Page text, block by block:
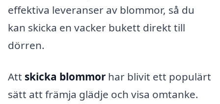
effektiva leveranser av blommor, så du
kan skicka en vacker bukett direkt till
dörren.
Att skicka blommor har blivit ett populärt
sätt att främja glädje och visa omtanke.